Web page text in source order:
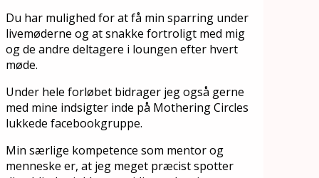
Du har mulighed for at få min sparring under
livemøderne og at snakke fortroligt med mig
og de andre deltagere i loungen efter hvert
møde.
Under hele forløbet bidrager jeg også gerne
med mine indsigter inde på Mothering Circles
lukkede facebookgruppe.
Min særlige kompetence som mentor og
menneske er, at jeg meget præcist spotter